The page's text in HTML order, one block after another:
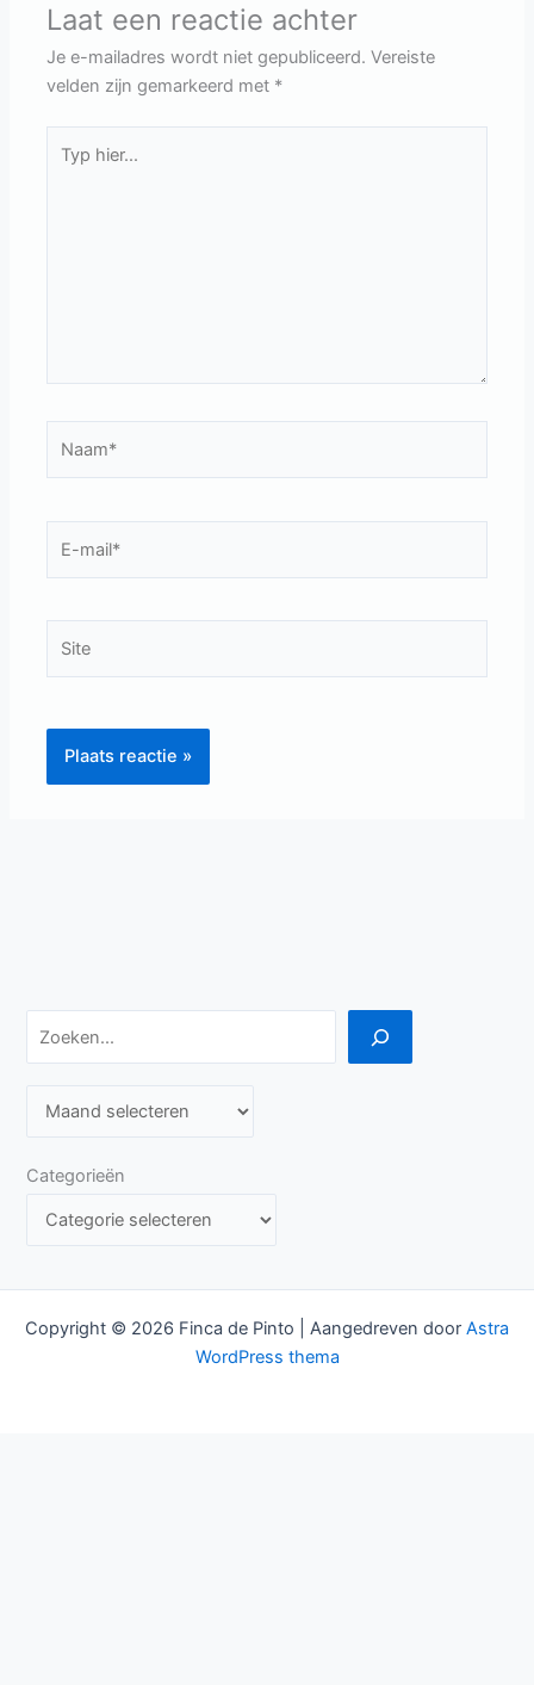
Laat een reactie achter
Je e-mailadres wordt niet gepubliceerd. Vereiste
velden zijn gemarkeerd met *
hier...
mail*
Zoeken
c
Categorieën
Copyright © 2026 Finca de Pinto | Aangedreven door Astra
WordPress thema